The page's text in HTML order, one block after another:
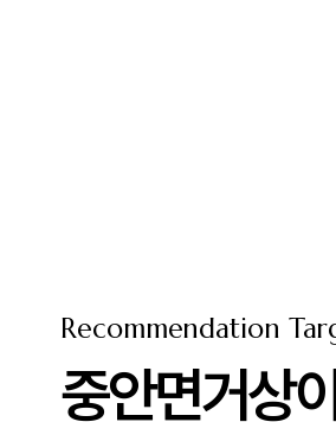
Recommendation
중안면거상